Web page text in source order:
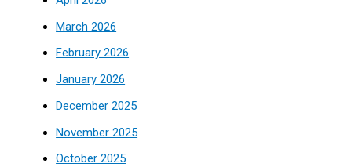
March 2026
February 2026
January 2026
December 2025
November 2025
October 2025